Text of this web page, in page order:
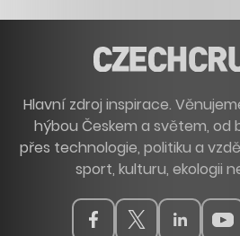
Hlavní zdroj inspirace.
hýbou Českem a světem, od
přes technologie, politiku a
sport, kulturu, ekologii